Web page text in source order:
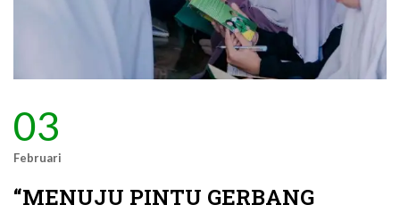
03
Februari
“MENUJU PINTU GERBANG